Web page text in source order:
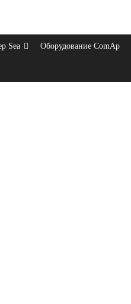
Sea Оборудование ComAp